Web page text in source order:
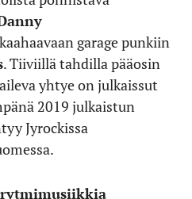
garage punkiin
. Tiiviillä tahdilla pääosin
yhtye on julkaissut
2019 julkaistun
Jyrockissa